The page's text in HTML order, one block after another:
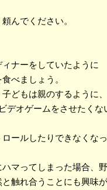
んでください。
ナーをしていたように
べましょう。
どもは親のするように、
デオゲームをさせたくな
ールしたりできなくな
マってしまった場合、
触れ合うことにも興味